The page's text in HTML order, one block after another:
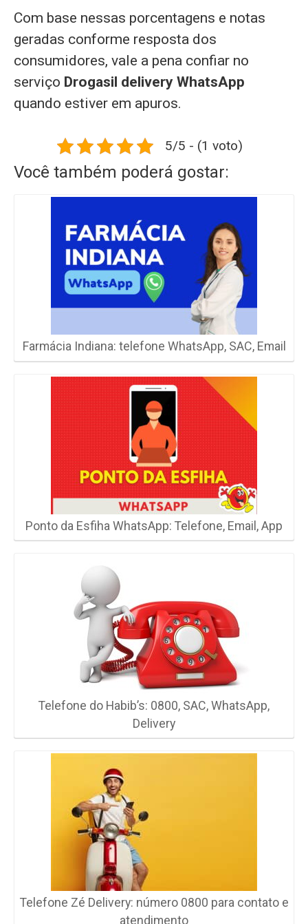
Com base nessas porcentagens e notas
geradas conforme resposta dos
consumidores, vale a pena confiar no
serviço Drogasil delivery WhatsApp
quando estiver em apuros.
5/5 - (1 voto)
Você também poderá gostar:
Farmácia Indiana: telefone WhatsApp, SAC, Email
Ponto da Esfiha WhatsApp: Telefone, Email, App
Telefone do Habib’s: 0800, SAC, WhatsApp,
Delivery
Telefone Zé Delivery: número 0800 para contato e
atendimento